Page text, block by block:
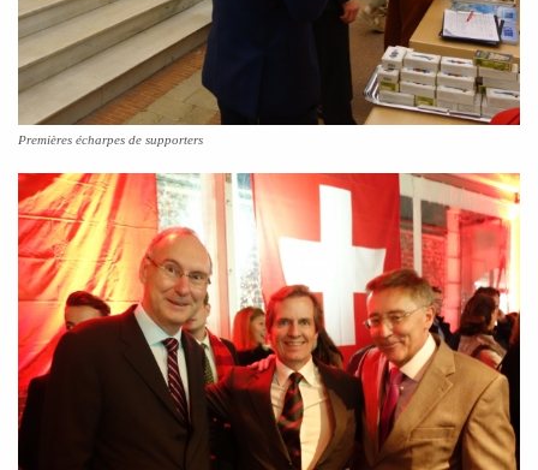
Premières écharpes de supporters